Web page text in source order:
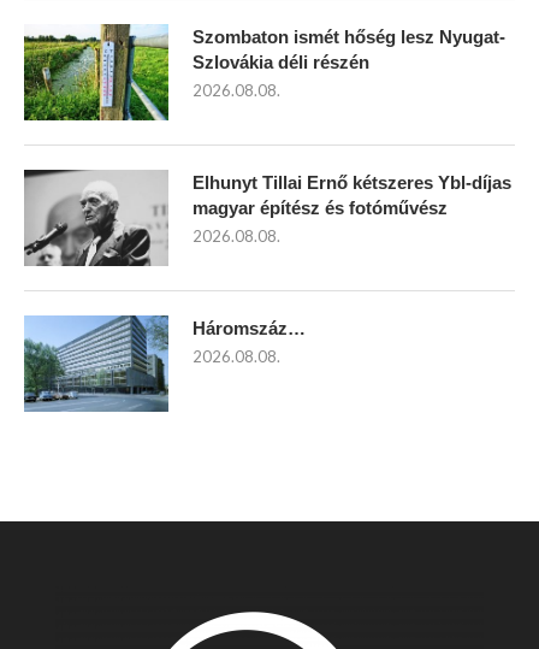
Szombaton ismét hőség lesz Nyugat-
Szlovákia déli részén
2026.08.08.
Elhunyt Tillai Ernő kétszeres Ybl-díjas
magyar építész és fotóművész
2026.08.08.
Háromszáz…
2026.08.08.